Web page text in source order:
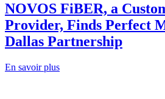
NOVOS FiBER, a
Provider, Finds Perfect
Dallas Partnership
En savoir plus